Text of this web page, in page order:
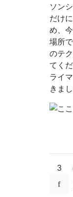
ソン
だけ
め、
場所
のテ
てく
ライ
きまし
3